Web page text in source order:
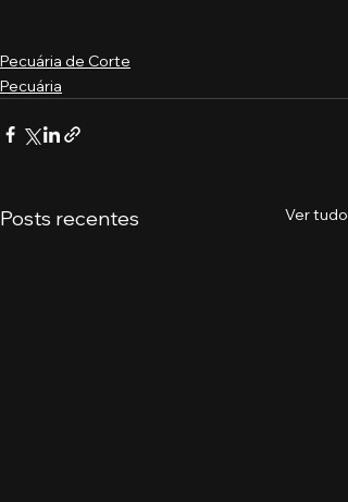
Pecuária de Corte
Pecuária
Posts recentes Ver tudo